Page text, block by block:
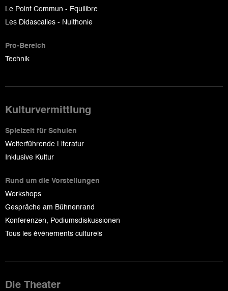
Le Point Commun - Equilibre
Les Didascalies - Nuithonie
Pro-Bereich
Technik
Kulturvermittlung
Spielzeit für Schulen
Weiterführende Literatur
Inklusive Kultur
Rund um die Vorstellungen
Workshops
Gespräche am Bühnenrand
Konferenzen, Podiumsdiskussionen
Tous les événements culturels
Die Theater